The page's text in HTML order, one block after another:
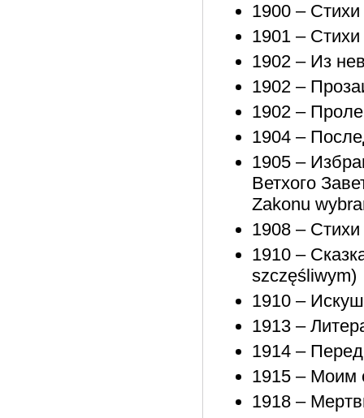
1900 –
1901 –
1902 – Из
1902 –
1902 –
1904 –
1905 –
Ветхого
Zakonu
1908 –
1910 –
szczęśliwym)
1910 –
1913 –
1914 –
1915 – Моим
1918 –